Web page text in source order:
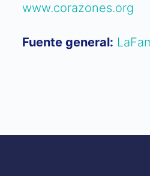
www.corazones.org
Fuente general: